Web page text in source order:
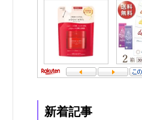
新着記事